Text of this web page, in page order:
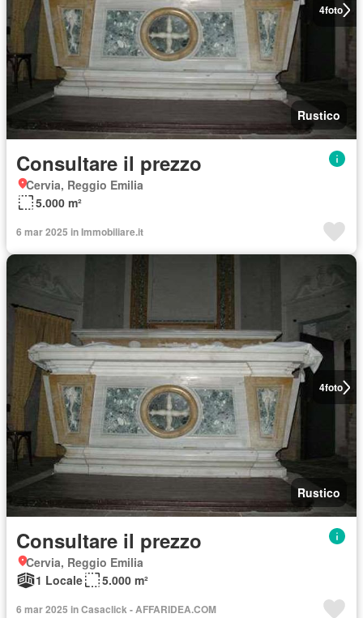
4foto
Rustico
Consultare il prezzo
Cervia, Reggio Emilia
5.000 m²
6 mar 2025 in Immobiliare.it
4foto
Rustico
Consultare il prezzo
Cervia, Reggio Emilia
1 Locale
5.000 m²
6 mar 2025 in Casaclick - AFFARIDEA.COM